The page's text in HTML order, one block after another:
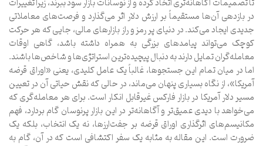
در بازدهی آن‌ها مستقیماً بر ارزش دلار اثر می‌گذارد و فرصت‌های معاملاتی
جدیدی ایجاد می‌کند. در دنیای پر رمز و راز بازارهای مالی، جایی که هر حرکت
کوچک می‌تواند پیامدهای بزرگی به همراه داشته باشد، گاهی اوقات
معامله‌گران تمایل دارند به دنبال پیچیده‌ترین استراتژی‌ها و شاخص‌ها باشند.
اما در میان تمام این جستجوها، غالباً یک عامل کلیدی، یعنی «اوراق قرضه
آمریکا»، از نگاه بسیاری پنهان می‌ماند، در حالی که نقش حیاتی آن در تعیین
مسیر دلار آمریکا در بازار فارکس غیرقابل انکار است. برای هر معامله‌گری که
می‌خواهد با دیدی عمیق‌تر و آگاهانه‌تر در این بازار پرنوسان گام بردارد، فهم
مکانیسم‌های اثرگذاری اوراق قرضه بر جفت‌ارزها، نه یک انتخاب، بلکه یک
ضرورت است. این مقاله به مثابه یک سفر اکتشافی است که در آن، گام به